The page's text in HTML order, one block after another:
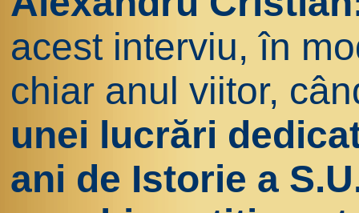
acest interviu, în
chiar anul viitor,
unei lucrări
ani de Istorie a